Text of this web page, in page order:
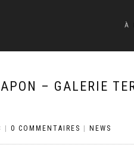
À
– GALERIE
0 COMMENTAIRES NEWS